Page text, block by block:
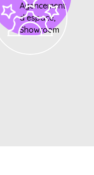
Agencement
d’espace,
Showroom